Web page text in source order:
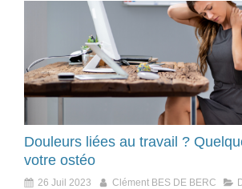
Douleurs liées au travail ?
votre ostéo
26 Juil 2023 Clément BES DE BERC